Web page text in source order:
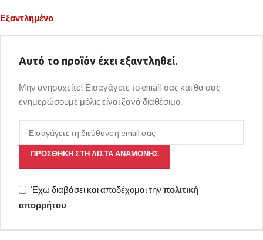
Εξαντλημένο
Αυτό το προϊόν έχει εξαντληθεί.
Μην ανησυχείτε! Εισαγάγετε το email σας και θα σας
ενημερώσουμε μόλις είναι ξανά διαθέσιμο.
ΠΡΟΣΘΉΚΗ ΣΤΗ ΛΊΣΤΑ ΑΝΑΜΟΝΉΣ
Έχω διαβάσει και αποδέχομαι την πολιτική
απορρήτου